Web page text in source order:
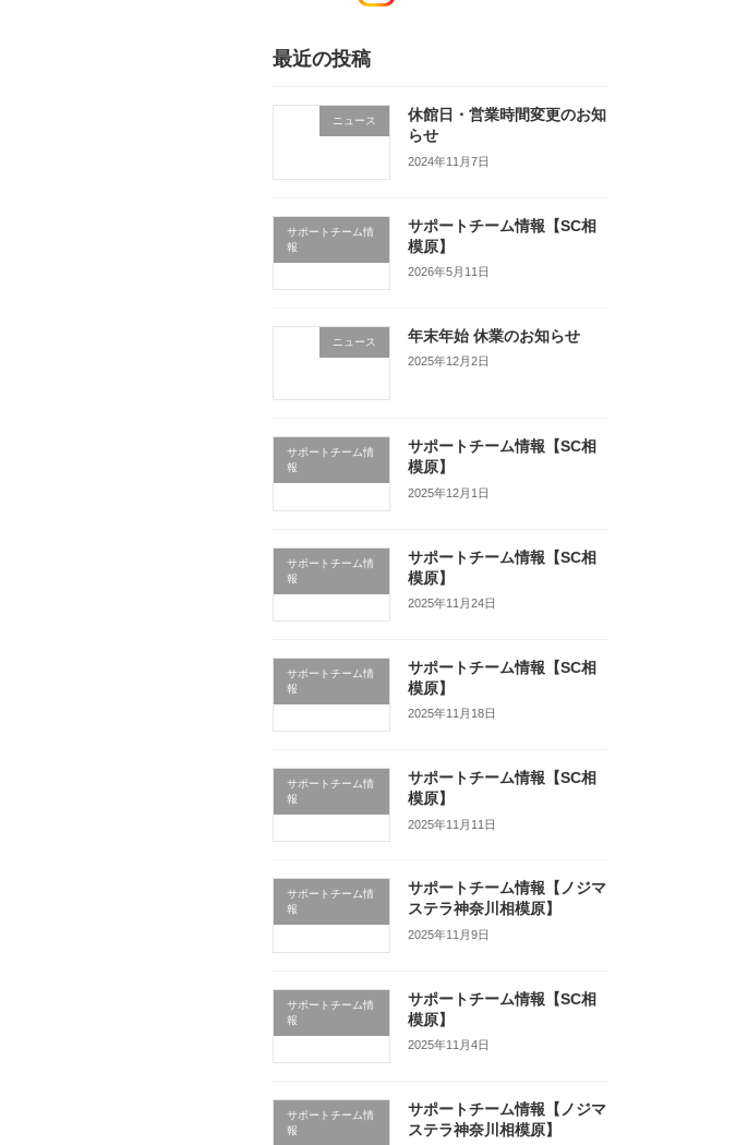
最近の投稿
ニュース
休館日・営業時間変更のお知
らせ
2024年11月7日
サポートチーム情
報
サポートチーム情報【SC相
模原】
2026年5月11日
ニュース 年末年始 休業のお知らせ
2025年12月2日
サポートチーム情
報
サポートチーム情報【SC相
模原】
2025年12月1日
サポートチーム情
報
サポートチーム情報【SC相
模原】
2025年11月24日
サポートチーム情
報
サポートチーム情報【SC相
模原】
2025年11月18日
サポートチーム情
報
サポートチーム情報【SC相
模原】
2025年11月11日
サポートチーム情
報
サポートチーム情報【ノジマ
ステラ神奈川相模原】
2025年11月9日
サポートチーム情
報
サポートチーム情報【SC相
模原】
2025年11月4日
サポートチーム情
報
サポートチーム情報【ノジマ
ステラ神奈川相模原】